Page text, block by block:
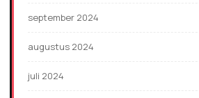
september 2024
augustus 2024
juli 2024